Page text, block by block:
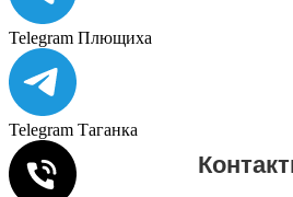
Telegram Плющиха
Telegram Таганка